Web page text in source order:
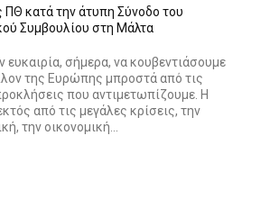
κατά την άτυπη Σύνοδο του
Συμβουλίου στη Μάλτα
ευκαιρία, σήμερα, να κουβεντιάσουμε
της Ευρώπης μπροστά από τις
που αντιμετωπίζουμε. Η
από τις μεγάλες κρίσεις, την
την οικονομική...